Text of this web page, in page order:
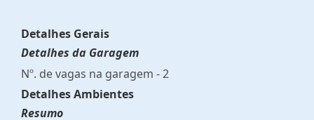
Detalhes Gerais
Detalhes da Garagem
Nº. de vagas na garagem - 2
Detalhes Ambientes
Resumo